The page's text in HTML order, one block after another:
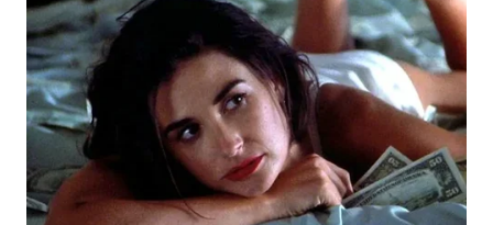
WN
KALTARA
WN
KALSEL
WN
KALTIM